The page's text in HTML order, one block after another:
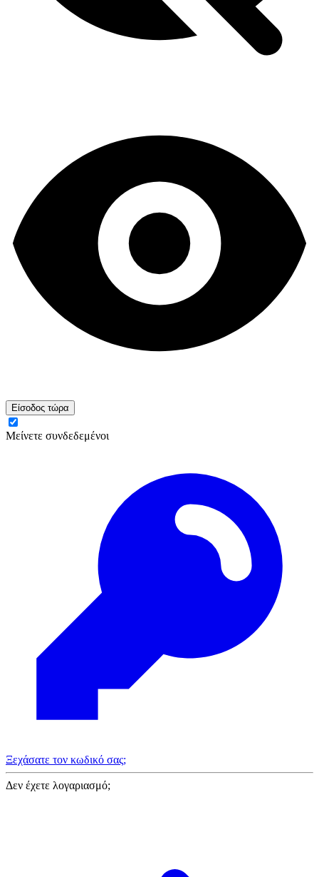
Είσοδος τώρα
Μείνετε συνδεδεμένοι
Ξεχάσατε τον κωδικό σας;
Δεν έχετε λογαριασμό;